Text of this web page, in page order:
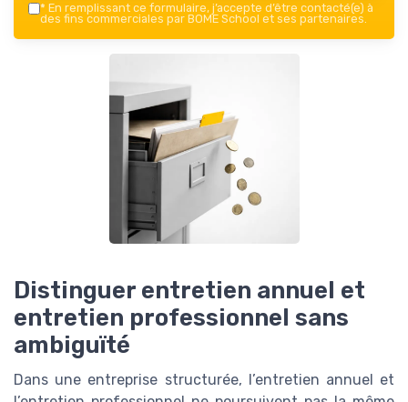
* En remplissant ce formulaire, j’accepte d’être contacté(e) à
des fins commerciales par BOME School et ses partenaires.
Distinguer entretien annuel et
entretien professionnel sans
ambiguïté
Dans une entreprise structurée, l’entretien annuel et